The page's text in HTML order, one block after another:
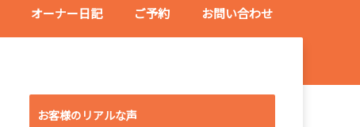
オーナー日記 ご予約 お問い合わせ
お客様のリアルな声